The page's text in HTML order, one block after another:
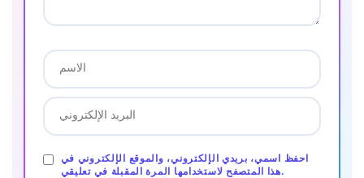
احفظ اسمي، بريدي الإلكتروني، والموقع الإلكتروني في
هذا المتصفح لاستخدامها المرة المقبلة في تعليقي.